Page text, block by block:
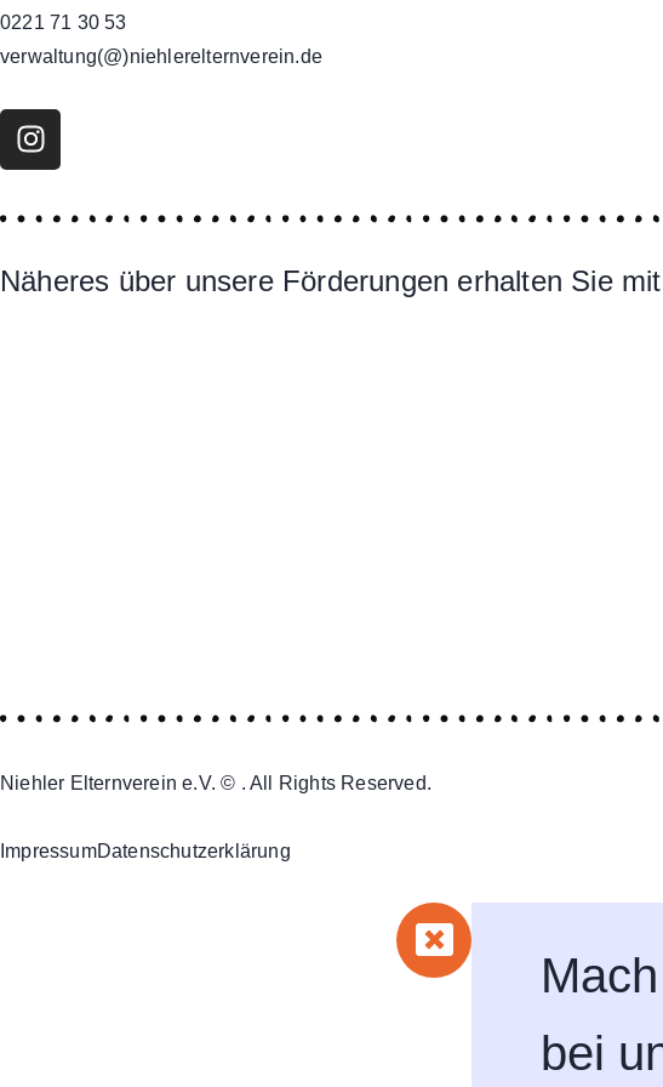
0221 71 30 53
verwaltung(@)niehlerelternverein.de
Näheres über unsere Förderungen erhalten Sie
Niehler Elternverein e.V. © . All Rights Reserved.
ImpressumDatenschutzerklärung
bei